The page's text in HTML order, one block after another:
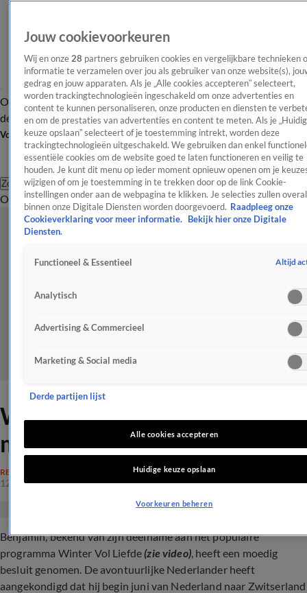
OverzichtAfleveringen Entertainment TV Algemeen
Tip
de redactieNieuwsbrief
Volg Shownieuws
Zoeken
OverzichtEntertainmentSpraakmakendRealityCrimeVideo's
WVL-Benjamin neemt een
moedig besluit
REALITY
12 apr 2024, 16:36
Benjamin, bekend van zijn deelname aan het populaire
programma Winter Vol Liefde(zie video), heeft een moedig
besluit genomen. De avontuurlijke Nederlander heeft
aangekondigd dat hij begin juni van Nederland naar Zwitserland
Jouw cookievoorkeuren
Wij en onze 28 partners gebruiken cookies en vergelijkbare technieken
informatie te verzamelen over jou als gebruiker van onze website(s),
gedrag en jouw apparaten. Als je „Alle cookies accepteren” selecteert,
worden trackingtechnologieën ingeschakeld om onze advertenties en
content te kunnen personaliseren, onze producten en diensten te
en om de prestaties van advertenties en content te meten. Als je
keuze opslaan” selecteert of je toestemming intrekt, worden deze
trackingtechnologieën uitgeschakeld. We gebruiken dan enkel
essentiële cookies om de website goed te laten functioneren en veilig te
houden. Je kunt dit menu op ieder moment opnieuw openen om je
wijzigen of om je toestemming in te trekken door op de link Cookie-
instellingen onder aan de webpagina te klikken. Je selecties zullen overal
binnen onze Digitale Diensten worden doorgevoerd. Raadpleeg onze
Cookieverklaring voor meer informatie.
Bekijk hier onze Digitale
Diensten.
Functioneel & Essentieel Altijd
Analytisch
Advertising & Commercieel
Marketing & Social media
Derde partijen lijst
Alle cookies accepteren
Huidige keuze opslaan
Voorkeuren beheren